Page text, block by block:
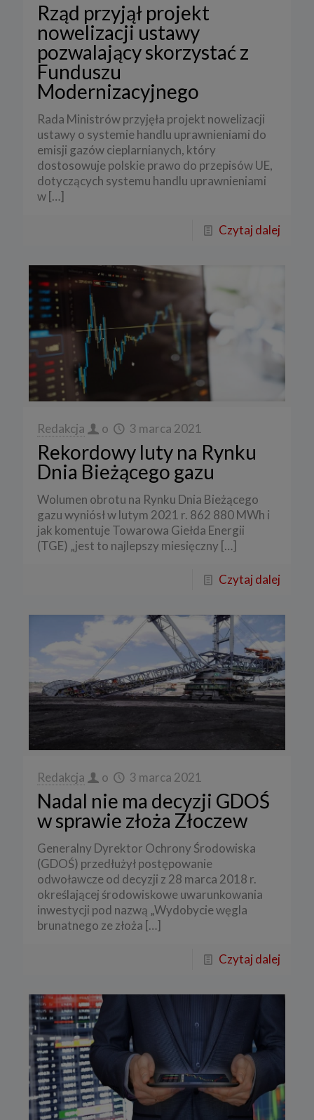
Rząd przyjął projekt
nowelizacji ustawy
pozwalający skorzystać z
Funduszu
Modernizacyjnego
Rada Ministrów przyjęła projekt nowelizacji
ustawy o systemie handlu uprawnieniami do
emisji gazów cieplarnianych, który
dostosowuje polskie prawo do przepisów UE,
dotyczących systemu handlu uprawnieniami
w […]
Czytaj dalej
Redakcja o 3 marca 2021
Rekordowy luty na Rynku
Dnia Bieżącego gazu
Wolumen obrotu na Rynku Dnia Bieżącego
gazu wyniósł w lutym 2021 r. 862 880 MWh i
jak komentuje Towarowa Giełda Energii
(TGE) „jest to najlepszy miesięczny […]
Czytaj dalej
Redakcja o 3 marca 2021
Nadal nie ma decyzji GDOŚ
w sprawie złoża Złoczew
Generalny Dyrektor Ochrony Środowiska
(GDOŚ) przedłużył postępowanie
odwoławcze od decyzji z 28 marca 2018 r.
określającej środowiskowe uwarunkowania
inwestycji pod nazwą „Wydobycie węgla
brunatnego ze złoża […]
Czytaj dalej